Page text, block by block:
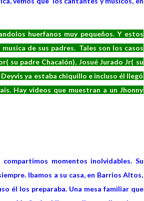
huerfanos muy pequeños. Y estos
de sus padres. Tales son los casos
su padre Chacalón), Josué Jurado Jr( su
ya estaba chiquillo e incluso él llegó
Hay videos que muestran a un Jhonny
momentos inolvidables. Su
Ibamos a su casa, en Barrios Altos,
él los preparaba. Una mesa familiar que